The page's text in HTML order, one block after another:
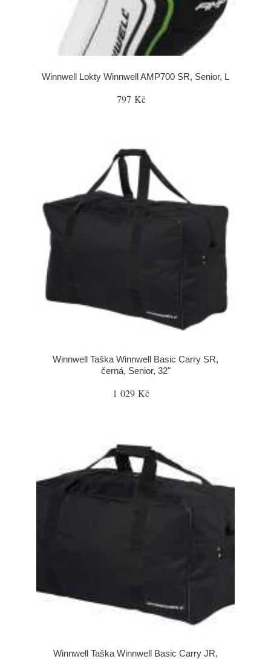
Winnwell Lokty Winnwell AMP700 SR, Senior, L
797 Kč
Winnwell Taška Winnwell Basic Carry SR,
černá, Senior, 32"
1 029 Kč
Winnwell Taška Winnwell Basic Carry JR,